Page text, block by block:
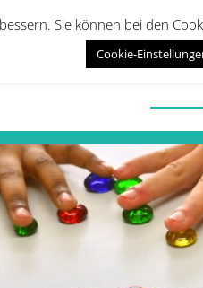
Startseite Kinder
Sie können bei den
Cookie-